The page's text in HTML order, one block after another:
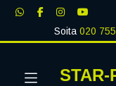
Soita020
STAR-